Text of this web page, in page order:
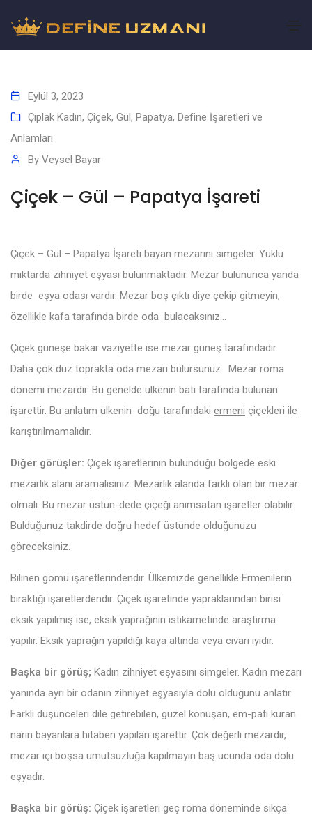
Eylül 3, 2023
Çıplak Kadın, Çiçek, Gül, Papatya, Define İşaretleri ve
Anlamları
By Veysel Bayar
Çiçek – Gül – Papatya İşareti
Çiçek – Gül – Papatya İşareti bayan mezarını simgeler. Yüklü
miktarda zihniyet eşyası bulunmaktadır. Mezar bulununca yanda
birde eşya odası vardır. Mezar boş çıktı diye çekip gitmeyin,
özellikle kafa tarafında birde oda bulacaksınız…
Çiçek güneşe bakar vaziyette ise mezar güneş tarafındadır.
Daha çok düz toprakta oda mezarı bulursunuz. Mezar roma
dönemi mezardır. Bu genelde ülkenin batı tarafında bulunan
işarettir. Bu anlatım ülkenin doğu tarafındaki ermeni çiçekleri ile
karıştırılmamalıdır.
Diğer görüşler: Çiçek işaretlerinin bulunduğu bölgede eski
mezarlık alanı aramalısınız. Mezarlık alanda farklı olan bir mezar
olmalı. Bu mezar üstün-dede çiçeği anımsatan işaretler olabilir.
Bulduğunuz takdirde doğru hedef üstünde olduğunuzu
göreceksiniz.
Bilinen gömü işaretlerindendir. Ülkemizde genellikle Ermenilerin
bıraktığı işaretlerdendir. Çiçek işaretinde yapraklarından birisi
eksik yapılmış ise, eksik yaprağının istikametinde araştırma
yapılır. Eksik yaprağın yapıldığı kaya altında veya civarı iyidir.
Başka bir görüş; Kadın zihniyet eşyasını simgeler. Kadın mezarı
yanında ayrı bir odanın zihniyet eşyasıyla dolu olduğunu anlatır.
Farklı düşünceleri dile getirebilen, güzel konuşan, em-pati kuran
narin bayanlara hitaben yapılan işarettir. Çok değerli mezardır,
mezar içi boşsa umutsuzluğa kapılmayın baş ucunda oda dolu
eşyadır.
Başka bir görüş: Çiçek işaretleri geç roma döneminde sıkça